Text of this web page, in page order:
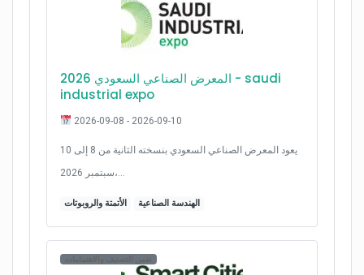
المعرض الصناعي السعودي 2026 - saudi
industrial expo
2026-09-08 - 2026-09-10
يعود المعرض الصناعي السعودي بنسخته الثانية من 8 إلى 10
سبتمبر 2026،…
الأتمتة والروبوتات الهندسة الصناعية
نفس التصنيف والاهتمامات